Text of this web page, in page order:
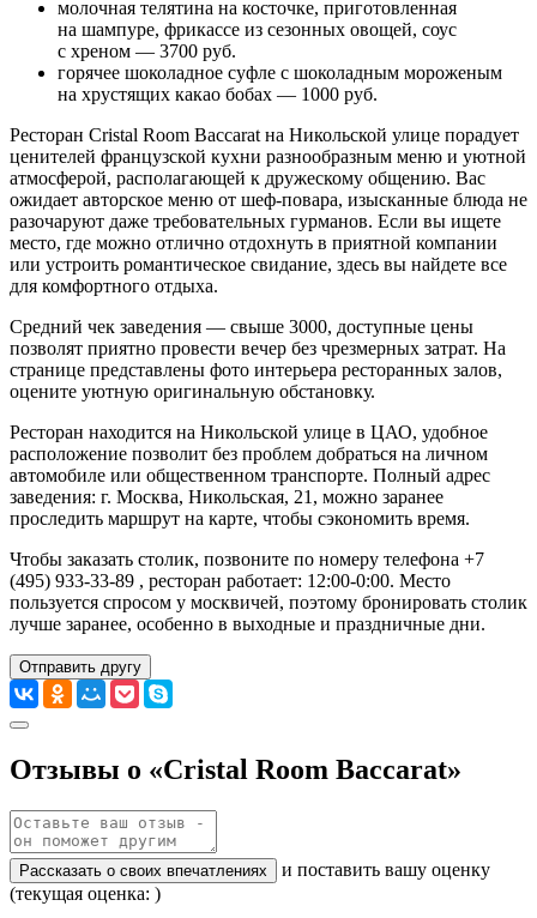
молочная телятина на косточке, приготовленная
на шампуре, фрикассе из сезонных овощей, соус
с хреном — 3700 руб.
горячее шоколадное суфле с шоколадным мороженым
на хрустящих какао бобах — 1000 руб.
Ресторан Cristal Room Baccarat на Никольской улице порадует
ценителей французской кухни разнообразным меню и уютной
атмосферой, располагающей к дружескому общению. Вас
ожидает авторское меню от шеф-повара, изысканные блюда не
разочаруют даже требовательных гурманов. Если вы ищете
место, где можно отлично отдохнуть в приятной компании
или устроить романтическое свидание, здесь вы найдете все
для комфортного отдыха.
Средний чек заведения — свыше 3000, доступные цены
позволят приятно провести вечер без чрезмерных затрат. На
странице представлены фото интерьера ресторанных залов,
оцените уютную оригинальную обстановку.
Ресторан находится на Никольской улице в ЦАО, удобное
расположение позволит без проблем добраться на личном
автомобиле или общественном транспорте. Полный адрес
заведения: г. Москва, Никольская, 21, можно заранее
проследить маршрут на карте, чтобы сэкономить время.
Чтобы заказать столик, позвоните по номеру телефона +7
(495) 933-33-89 , ресторан работает: 12:00-0:00. Место
пользуется спросом у москвичей, поэтому бронировать столик
лучше заранее, особенно в выходные и праздничные дни.
Отправить другу
Отзывы о «Cristal Room Baccarat»
Рассказать о своих впечатлениях
и поставить вашу оценку
(текущая оценка: )